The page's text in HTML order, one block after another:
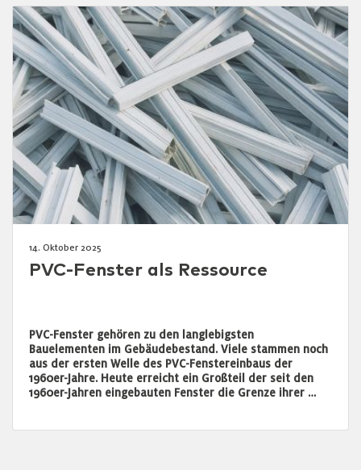
14. Oktober 2025
PVC-Fenster als Ressource
PVC-Fenster gehören zu den langlebigsten
Bauelementen im Gebäudebestand. Viele stammen noch
aus der ersten Welle des PVC-Fenstereinbaus der
1960er-Jahre. Heute erreicht ein Großteil der seit den
1960er-Jahren eingebauten Fenster die Grenze ihrer …